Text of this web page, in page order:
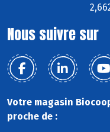
Nous suivre sur
Votre magasin
proche de :